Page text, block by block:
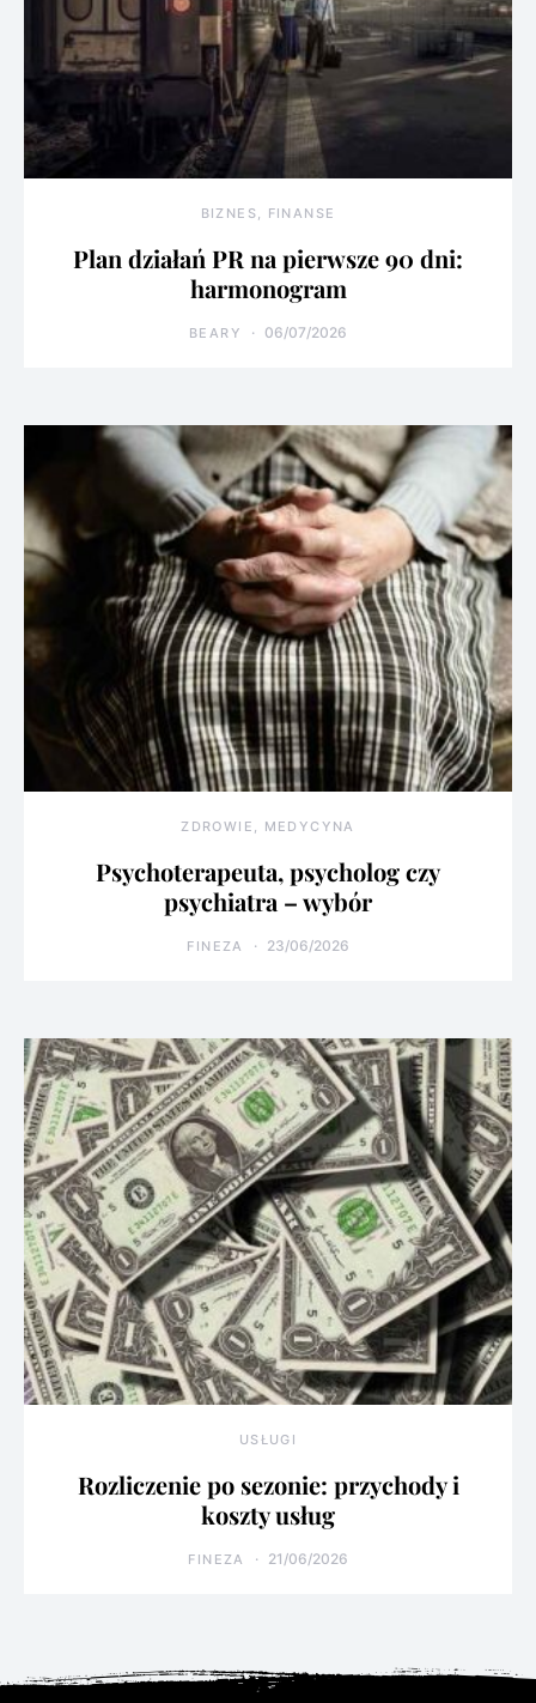
BIZNES, FINANSE
Plan działań PR na pierwsze 90 dni:
harmonogram
BEARY 06/07/2026
ZDROWIE, MEDYCYNA
Psychoterapeuta, psycholog czy
psychiatra – wybór
FINEZA 23/06/2026
USŁUGI
Rozliczenie po sezonie: przychody i
koszty usług
FINEZA 21/06/2026